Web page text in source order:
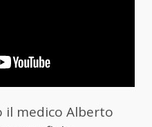
il medico Alberto